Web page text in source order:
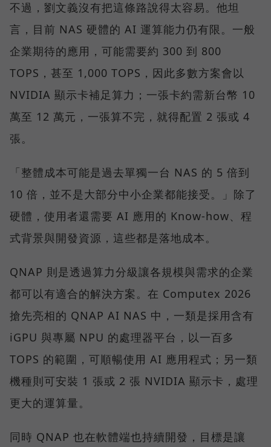
不過，劉文義沒有把這條路說得太容易。他坦
言，目前 NAS 硬體的 AI 運算能力仍有限。一般
企業期待的應用，可能需要約 300 到 800
TOPS，甚至 1,000 TOPS，因此多數方案會以
NVIDIA 顯示卡補足算力；一張卡約需新台幣 10
萬至 12 萬元，一張算不完，就得配置 2 張或 4
張。
「整體成本可能是過去單獨一台 NAS 的 5 倍到
10 倍，並不是大部分中小企業都能接受。」除了
硬體，使用者還需要 AI 應用的 Know-how、程
式背景與開發資源，這些都是落地成本。
QNAP 則是透過算力分級讓各規模與需求的企業
都可以有適合的解決方案。在 Computex 2026
搶先亮相的 QNAP AI NAS 中，一類是採用含有
iGPU 與專屬 NPU 的處理器平台，以一百多
TOPS 的範圍，可順暢使用 AI 應用程式；另一類
機種則可安裝 1 張或 2 張 NVIDIA 顯示卡，處理
更大的運算量。
同時 QNAP 也在軟體端也持續開發，目標是讓